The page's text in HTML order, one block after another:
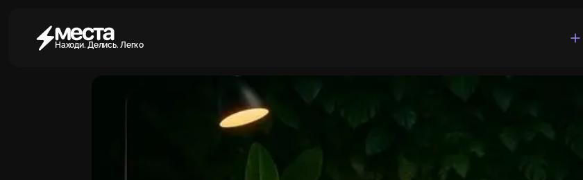
Находи. Делись. Легко